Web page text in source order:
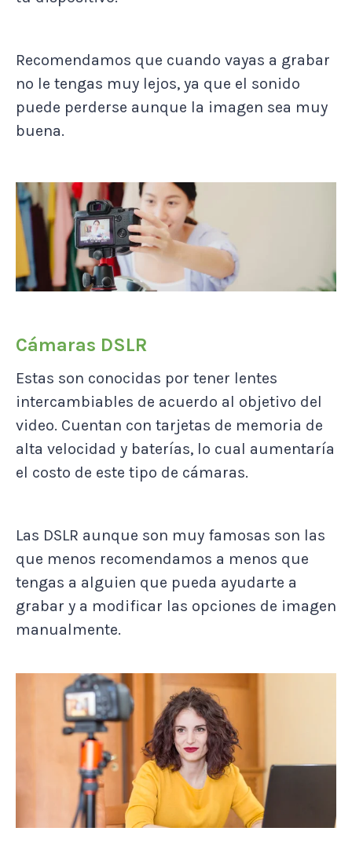
Recomendamos que cuando vayas a grabar
no le tengas muy lejos, ya que el sonido
puede perderse aunque la imagen sea muy
buena.
Cámaras DSLR
Estas son conocidas por tener lentes
intercambiables de acuerdo al objetivo del
video. Cuentan con tarjetas de memoria de
alta velocidad y baterías, lo cual aumentaría
el costo de este tipo de cámaras.
Las DSLR aunque son muy famosas son las
que menos recomendamos a menos que
tengas a alguien que pueda ayudarte a
grabar y a modificar las opciones de imagen
manualmente.